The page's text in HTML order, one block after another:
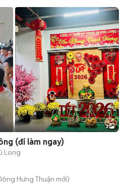
2
(đi làm ngay)
Long
Hưng Thuận mới)